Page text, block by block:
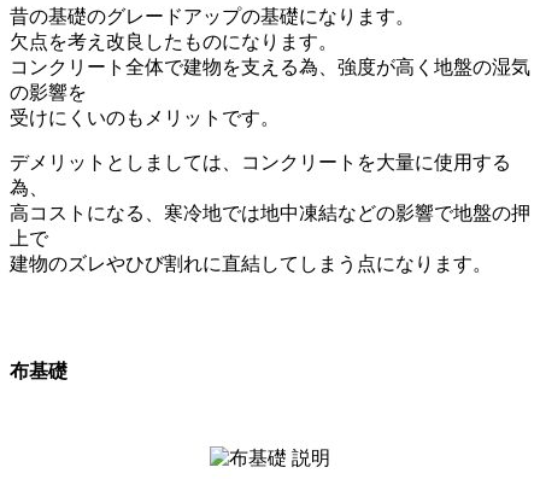
昔の基礎のグレードアップの基礎になります。
欠点を考え改良したものになります。
コンクリート全体で建物を支える為、強度が高く地盤の湿気
の影響を
受けにくいのもメリットです。
デメリットとしましては、コンクリートを大量に使用する
為、
高コストになる、寒冷地では地中凍結などの影響で地盤の押
上で
建物のズレやひび割れに直結してしまう点になります。
布基礎